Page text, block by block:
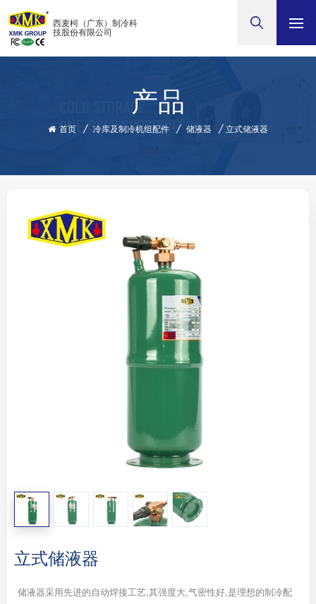
西麦柯（广东）制冷科
技股份有限公司
产品
首页 / 冷库及制冷机组配件 / 储液器 / 立式储液器
立式储液器
储液器采用先进的自动焊接工艺,其强度大,气密性好,是理想的制冷配